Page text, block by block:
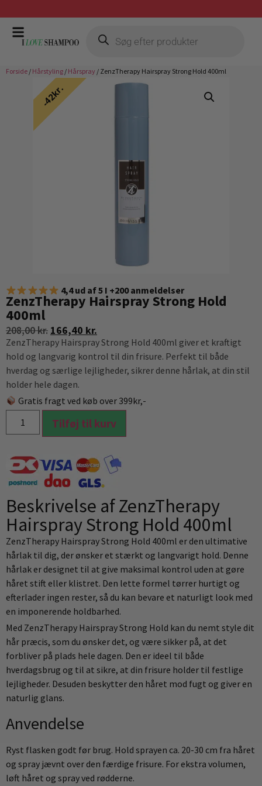
Gratis fragt ved køb over 399,-
Forside / Hårstyling / Hårspray / ZenzTherapy Hairspray Strong Hold 400ml
4,4 ud af 5 I +200 anmeldelser
ZenzTherapy Hairspray Strong Hold
400ml
208,00kr. 166,40 kr.
ZenzTherapy Hairspray Strong Hold 400ml giver et kraftigt
hold og langvarig kontrol til din frisure. Perfekt til både
hverdag og særlige lejligheder, sikrer denne hårlak, at din stil
holder hele dagen.
Gratis fragt ved køb over 399kr,-
Tilføj til kurv
Beskrivelse af ZenzTherapy
Hairspray Strong Hold 400ml
ZenzTherapy Hairspray Strong Hold 400ml er den ultimative
hårlak til dig, der ønsker et stærkt og langvarigt hold. Denne
hårlak er designet til at give maksimal kontrol uden at gøre
håret stift eller klistret. Den lette formel tørrer hurtigt og
efterlader ingen rester, så du kan bevare et naturligt look med
en imponerende holdbarhed.
Med ZenzTherapy Hairspray Strong Hold kan du nemt style dit
hår præcis, som du ønsker det, og være sikker på, at det
forbliver på plads hele dagen. Den er ideel til både
hverdagsbrug og til at sikre, at din frisure holder til festlige
lejligheder. Desuden beskytter den håret mod fugt og giver en
naturlig glans.
Anvendelse
Ryst flasken godt før brug. Hold sprayen ca. 20-30 cm fra håret
og spray jævnt over den færdige frisure. For ekstra volumen,
løft håret og spray ved rødderne.
42kr.